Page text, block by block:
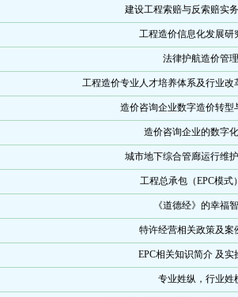
建设工程索赔与反索赔实
工程造价信息化发展研
法律护航造价管理
工程造价专业人才培养体系及行业改
造价咨询企业数字造价转型
造价咨询企业的数字
城市地下综合管廊运行维
工程总承包（EPC模式
《道德经》的幸福
特许经营相关政策及案
EPC相关知识简介 及实
专业姓纵，行业姓